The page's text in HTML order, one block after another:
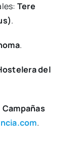
Tere
.
.
del
Cam­pa­ñas
.